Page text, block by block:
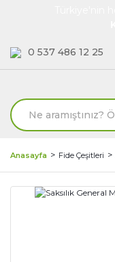
0 537 486 12 25
Anasayfa Fide Çeşitleri